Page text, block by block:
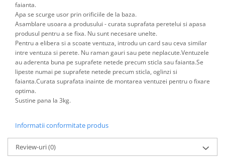
Genti termoizolante
Accesorii inot si gonflabile
Jucarii de plaja
Genti de plaja
Piscine gonflabile
Prosoape si rogojini
Evantaie
HoReCa
faianta.
Apa se scurge usor prin orificiile de la baza.
Asamblare usoara a produsului - curata suprafata peretelui si apasa
produsul pentru a se fixa. Nu sunt necesare unelte.
Pentru a elibera si a scoate ventuza, introdu un card sau ceva similar
intre ventuza si perete. Nu raman gauri sau pete neplacute.Ventuzele
au aderenta buna pe suprafete netede precum sticla sau faianta.Se
lipeste numai pe suprafete netede precum sticla, oglinzi si
faianta.Curata suprafata inainte de montarea ventuzei pentru o fixare
optima.
Sustine pana la 3kg.
Informatii conformitate produs
Review-uri(0)